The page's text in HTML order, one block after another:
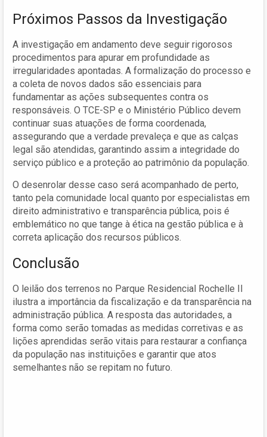
Próximos Passos da Investigação
A investigação em andamento deve seguir rigorosos
procedimentos para apurar em profundidade as
irregularidades apontadas. A formalização do processo e
a coleta de novos dados são essenciais para
fundamentar as ações subsequentes contra os
responsáveis. O TCE-SP e o Ministério Público devem
continuar suas atuações de forma coordenada,
assegurando que a verdade prevaleça e que as calças
legal são atendidas, garantindo assim a integridade do
serviço público e a proteção ao patrimônio da população.
O desenrolar desse caso será acompanhado de perto,
tanto pela comunidade local quanto por especialistas em
direito administrativo e transparência pública, pois é
emblemático no que tange à ética na gestão pública e à
correta aplicação dos recursos públicos.
Conclusão
O leilão dos terrenos no Parque Residencial Rochelle II
ilustra a importância da fiscalização e da transparência na
administração pública. A resposta das autoridades, a
forma como serão tomadas as medidas corretivas e as
lições aprendidas serão vitais para restaurar a confiança
da população nas instituições e garantir que atos
semelhantes não se repitam no futuro.